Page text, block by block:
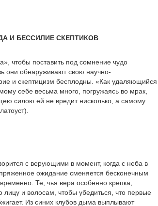
И БЕССИЛИЕ СКЕПТИКОВ
чтобы поставить под сомнение чудо
они обнаруживают свою научно-
и скептицизм бесплодны. «Как удаляющийся
себе весьма много, погружаясь во мрак,
силою ей не вредит нисколько, а самому
с верующими в момент, когда с неба в
ожидание сменяется бесконечным
Те, чья вера особенно крепка,
и волосам, чтобы убедиться, что первые
Из синих клубов дыма выплывают